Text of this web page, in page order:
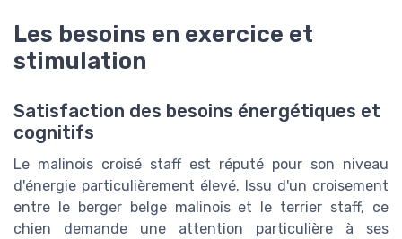
Les besoins en exercice et
stimulation
Satisfaction des besoins énergétiques et
cognitifs
Le malinois croisé staff est réputé pour son niveau
d'énergie particulièrement élevé. Issu d'un croisement
entre le berger belge malinois et le terrier staff, ce
chien demande une attention particulière à ses